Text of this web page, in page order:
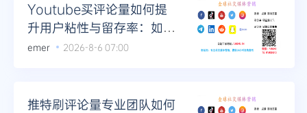
Youtube买评论量如何提
升用户粘性与留存率：如何
平衡购买评论与真实互动
emer 2026-8-6 07:00
推特刷评论量专业团队如何